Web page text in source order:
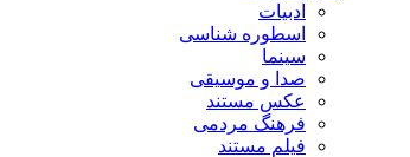
ادبیات
اسطوره شناسی
سینما
صدا و موسیقی
عکس مستند
فرهنگ مردمی
فیلم مستند